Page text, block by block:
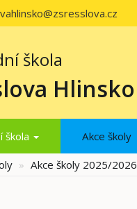
škola
Hlinsko
škola Akce školy
Akce školy 2025/2026